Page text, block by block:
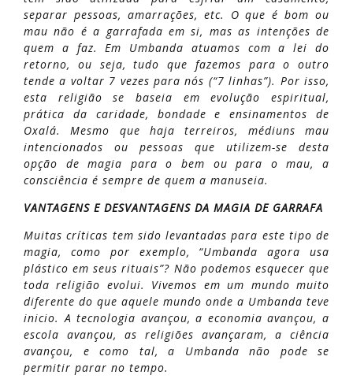
separar pessoas, amarrações, etc. O que é bom ou
mau não é a garrafada em si, mas as intenções de
quem a faz. Em Umbanda atuamos com a lei do
retorno, ou seja, tudo que fazemos para o outro
tende a voltar 7 vezes para nós (“7 linhas”). Por isso,
esta religião se baseia em evolução espiritual,
prática da caridade, bondade e ensinamentos de
Oxalá. Mesmo que haja terreiros, médiuns mau
intencionados ou pessoas que utilizem-se desta
opção de magia para o bem ou para o mau, a
consciência é sempre de quem a manuseia.
VANTAGENS E DESVANTAGENS DA MAGIA DE GARRAFA
Muitas críticas tem sido levantadas para este tipo de
magia, como por exemplo, “Umbanda agora usa
plástico em seus rituais”? Não podemos esquecer que
toda religião evolui. Vivemos em um mundo muito
diferente do que aquele mundo onde a Umbanda teve
inicio. A tecnologia avançou, a economia avançou, a
escola avançou, as religiões avançaram, a ciência
avançou, e como tal, a Umbanda não pode se
permitir parar no tempo.